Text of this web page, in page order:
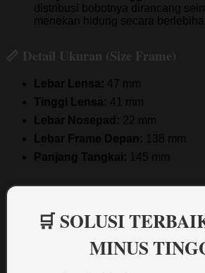
distribusi bobotnya dirancang
menekan hidung secara
📏 Detail Ukuran (Size Frame)
Lebar Lensa: 47 mm
Tinggi Lensa: 41 mm
Lebar Nosepad: 22 mm
Lebar Frame Depan: 138 mm
Panjang Tangkai: 145 mm
🛒 SOLUSI
MINUS